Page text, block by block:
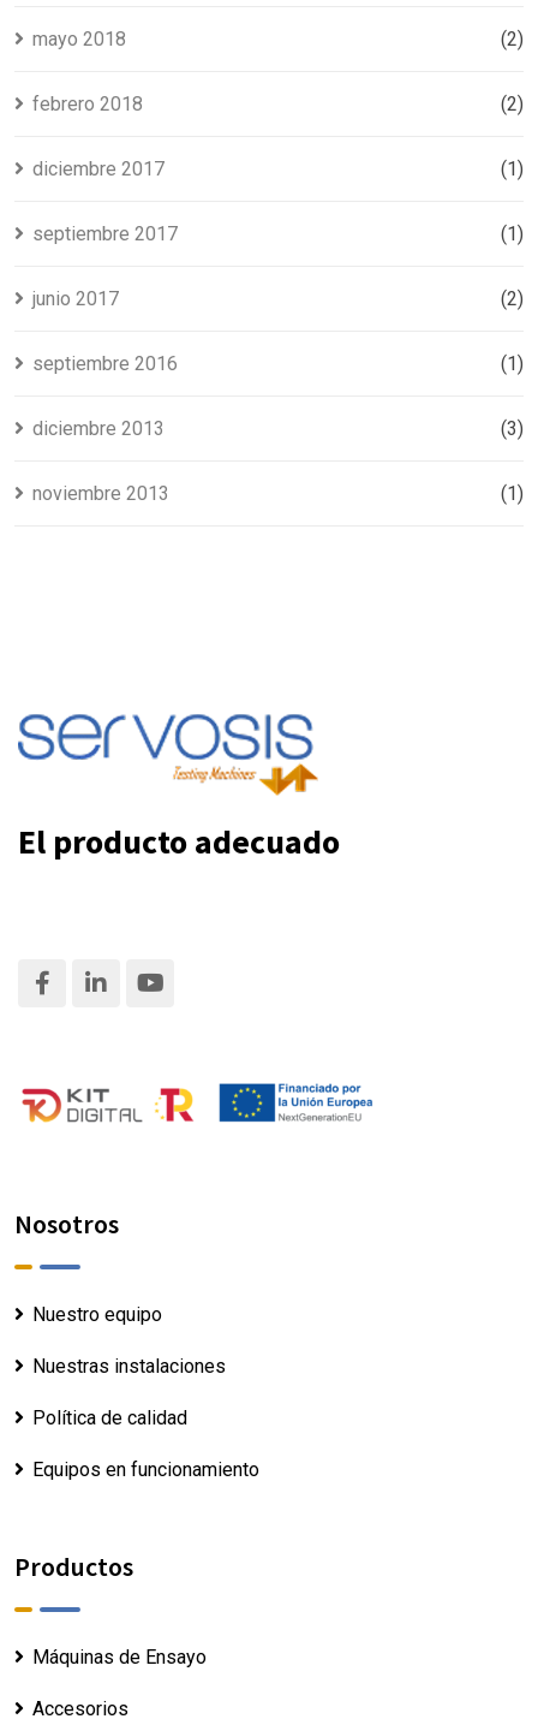
mayo 2018 (2)
febrero 2018 (2)
diciembre 2017 (1)
septiembre 2017 (1)
junio 2017 (2)
septiembre 2016 (1)
diciembre 2013 (3)
noviembre 2013 (1)
El producto adecuado
Nosotros
Nuestro equipo
Nuestras instalaciones
Política de calidad
Equipos en funcionamiento
Productos
Máquinas de Ensayo
Accesorios